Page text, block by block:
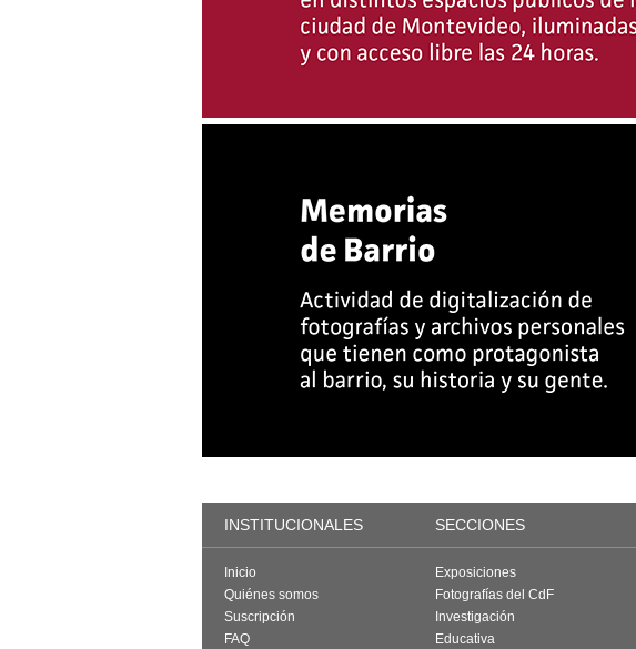
INSTITUCIONALES SECCIONES
Inicio
Quiénes somos
Suscripción
FAQ
Exposiciones
Fotografías del CdF
Investigación
Educativa